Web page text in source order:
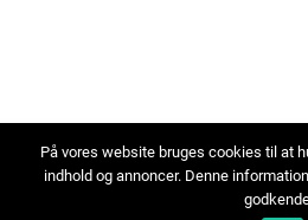
På vores website bruges cookies til at
indhold og annoncer. Denne